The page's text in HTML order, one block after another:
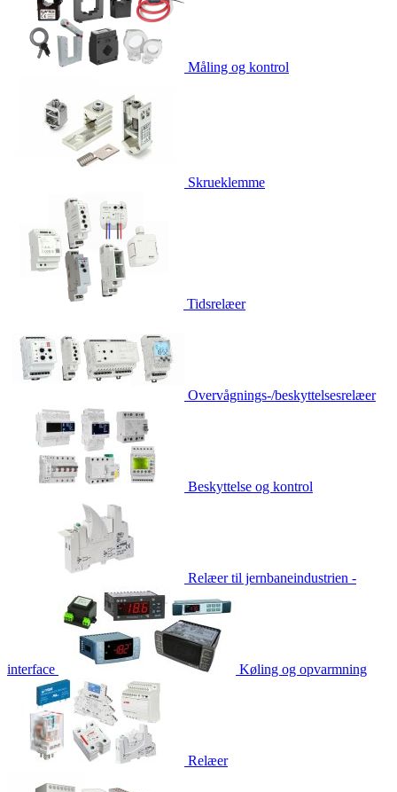
Måling og kontrol
Skrueklemme
Tidsrelæer
Overvågnings-/beskyttelsesrelæer
Beskyttelse og kontrol
Relæer til jernbaneindustrien -
interface Køling og opvarmning
Relæer